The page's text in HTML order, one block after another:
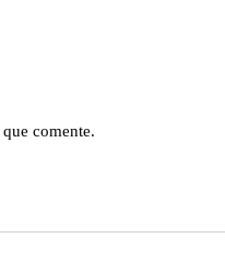
comente.